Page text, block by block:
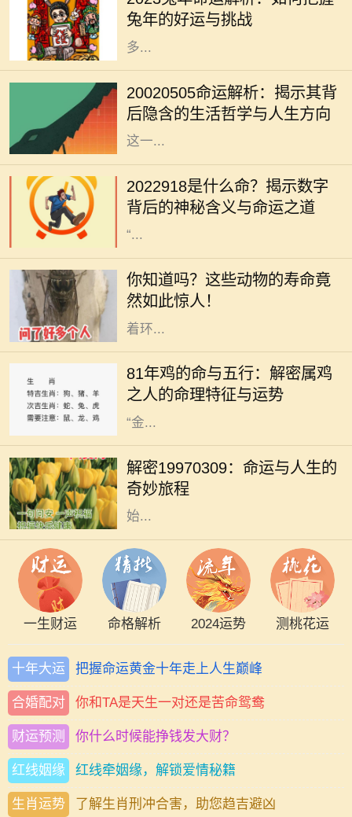
兔年的好运与挑战
被视为吉祥的动物，预示着繁荣和好
运。因此，在兔年，我们可以期待许
多...
20020505命运解析：揭示其背
后隐含的生活哲学与人生方向
每一个出生日期都蕴藏着独特的命运
密码，2002年5月5日也是如此。这
一天的组合，不仅仅是数字的叠加，
更是宇宙中某种能量的交汇。通过对
这一...
2022918是什么命？揭示数字
背后的神秘含义与命运之道
在中国传统文化中，数字与命运之间
有着千丝万缕的联系。尤其是某些特
定的数字，常常被赋予特殊的意义和
象征。今天，我们就来深入探讨一下
“...
你知道吗？这些动物的寿命竟
然如此惊人！
在自然界中，各种动物以不同的方式
生存着，而其中一些小生命却拥有令
人惊叹的长寿。在地球的丰富生态
中，每一种动物都以自己的方式适应
着环...
81年鸡的命与五行：解密属鸡
之人的命理特征与运势
在中国传统文化中，生肖和五行的组
合常常被用来解读一个人的命运与性
格特征。1981年出生的人属鸡，根据
五行的理论，出生于这一年的鸡是
“金...
解密19970309：命运与人生的
奇妙旅程
在命理学的浩瀚海洋中，许多数字和
日期承载着独特的象征意义。1997年
3月9日，这一天不仅仅是一个普普通
通的日子，更是象征着某种命运的开
始...
一生财运 命格解析 2024运势 测桃花运
十年大运 把握命运黄金十年走上人生巅峰
合婚配对 你和TA是天生一对还是苦命鸳鸯
财运预测 你什么时候能挣钱发大财？
红线姻缘 红线牵姻缘，解锁爱情秘籍
生肖运势 了解生肖刑冲合害，助您趋吉避凶
正印命格在八字命理中，是一种被视